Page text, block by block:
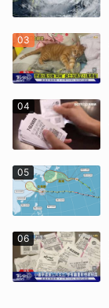
03
04
05
06